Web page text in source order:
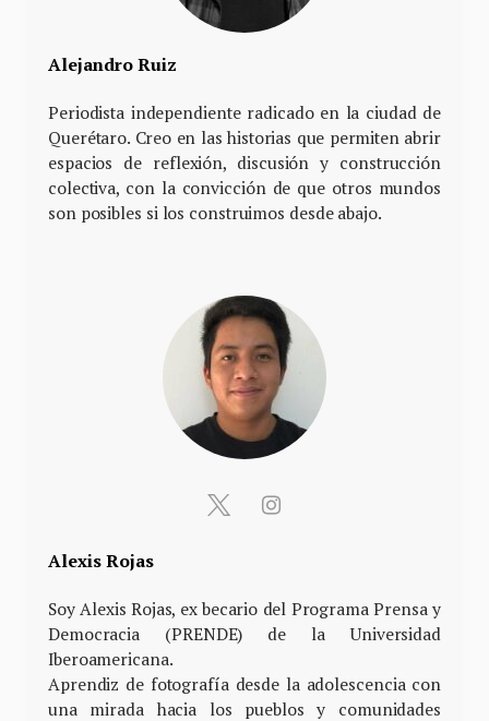
Alejandro Ruiz
Periodista independiente radicado en la ciudad de
Querétaro. Creo en las historias que permiten abrir
espacios de reflexión, discusión y construcción
colectiva, con la convicción de que otros mundos
son posibles si los construimos desde abajo.
Alexis Rojas
Soy Alexis Rojas, ex becario del Programa Prensa y
Democracia (PRENDE) de la Universidad
Iberoamericana.
Aprendiz de fotografía desde la adolescencia con
una mirada hacia los pueblos y comunidades